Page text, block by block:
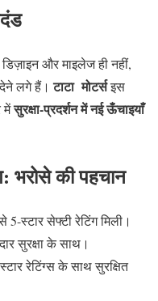
और माइलेज ही नहीं,
देने लगे हैं।टाटा मोटर्सइस
मेंसुरक्षा-प्रदर्शन में नई ऊँचाइयाँ
की पहचान
5-स्टार सेफ्टी रेटिंग मिली।
सुरक्षा के साथ।
रेटिंग्स के साथ सुरक्षित